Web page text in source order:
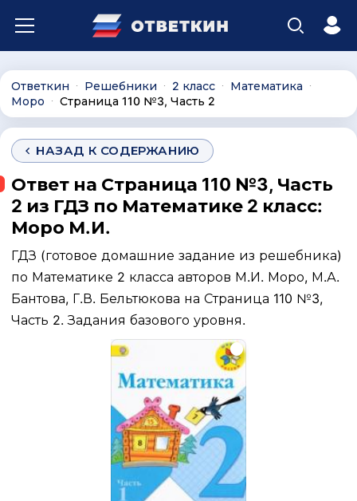
Ответкин ∙ Решебники ∙ 2 класс ∙ Математика ∙
Моро ∙ Страница 110 №3, Часть 2
НАЗАД К СОДЕРЖАНИЮ
Ответ на Страница 110 №3, Часть
2 из ГДЗ по Математике 2 класс:
Моро М.И.
ГДЗ (готовое домашние задание из решебника)
по Математике 2 класса авторов М.И. Моро, М.А.
Бантова, Г.В. Бельтюкова на Страница 110 №3,
Часть 2. Задания базового уровня.